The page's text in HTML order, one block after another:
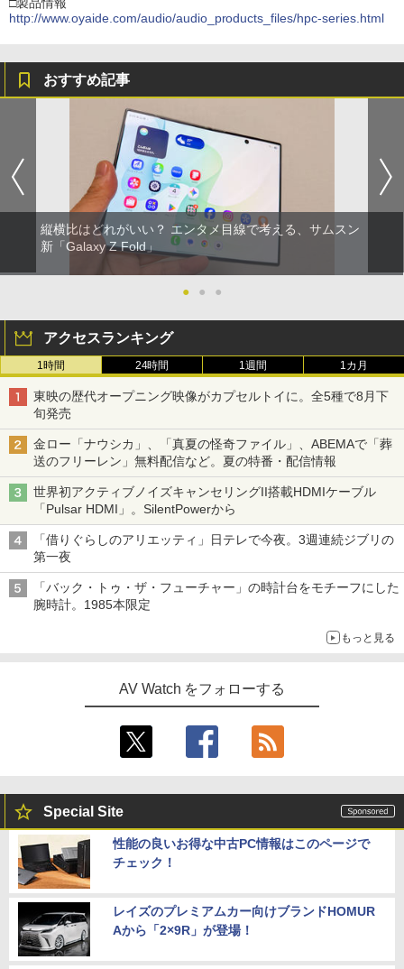
□製品情報
http://www.oyaide.com/audio/audio_products_files/hpc-series.html
おすすめ記事
縦横比はどれがいい？ エンタメ目線で考える、サムスン
新「Galaxy Z Fold」
● ● ●
アクセスランキング
1時間 24時間 1週間 1カ月
東映の歴代オープニング映像がカプセルトイに。全5種で8月下
旬発売
金ロー「ナウシカ」、「真夏の怪奇ファイル」、ABEMAで「葬
送のフリーレン」無料配信など。夏の特番・配信情報
世界初アクティブノイズキャンセリングII搭載HDMIケーブル
「Pulsar HDMI」。SilentPowerから
「借りぐらしのアリエッティ」日テレで今夜。3週連続ジブリの
第一夜
「バック・トゥ・ザ・フューチャー」の時計台をモチーフにした
腕時計。1985本限定
もっと見る
AV Watch をフォローする
Special Site
性能の良いお得な中古PC情報はこのページで
チェック！
レイズのプレミアムカー向けブランドHOMUR
Aから「2×9R」が登場！